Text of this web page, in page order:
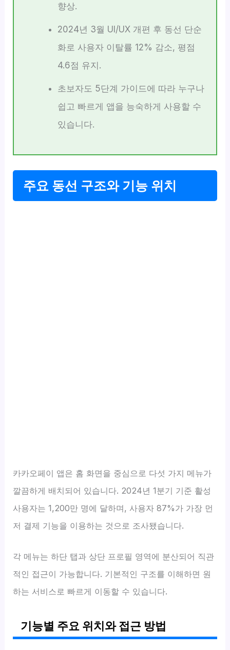
향상.
2024년 3월 UI/UX 개편 후 동선 단순
화로 사용자 이탈률 12% 감소, 평점
4.6점 유지.
초보자도 5단계 가이드에 따라 누구나
쉽고 빠르게 앱을 능숙하게 사용할 수
있습니다.
주요 동선 구조와 기능 위치
카카오페이 앱은 홈 화면을 중심으로 다섯 가지 메뉴가
깔끔하게 배치되어 있습니다. 2024년 1분기 기준 활성
사용자는 1,200만 명에 달하며, 사용자 87%가 가장 먼
저 결제 기능을 이용하는 것으로 조사됐습니다.
각 메뉴는 하단 탭과 상단 프로필 영역에 분산되어 직관
적인 접근이 가능합니다. 기본적인 구조를 이해하면 원
하는 서비스로 빠르게 이동할 수 있습니다.
기능별 주요 위치와 접근 방법